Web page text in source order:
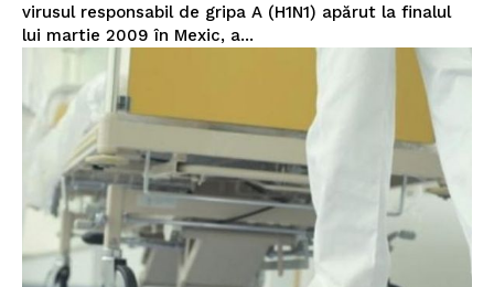
virusul responsabil de gripa A (H1N1) apărut la finalul
lui martie 2009 în Mexic, a...